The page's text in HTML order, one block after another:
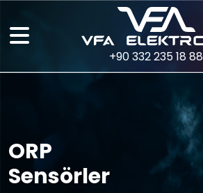
+90 332 235 18 88
ORP
Sensörler